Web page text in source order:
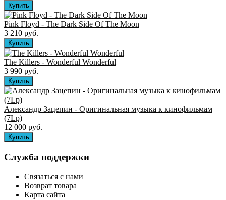
Pink Floyd - The Dark Side Of The Moon
3 210 руб.
The Killers ‎- Wonderful Wonderful
3 990 руб.
Александр Зацепин - Оригинальная музыка к кинофильмам
(7Lp)
12 000 руб.
Служба поддержки
Связаться с нами
Возврат товара
Карта сайта